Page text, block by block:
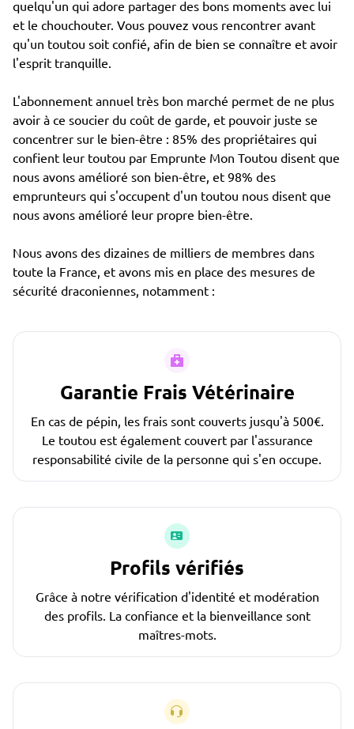
quelqu'un qui adore partager des bons moments avec lui
et le chouchouter. Vous pouvez vous rencontrer avant
qu'un toutou soit confié, afin de bien se connaître et avoir
l'esprit tranquille.
L'abonnement annuel très bon marché permet de ne plus
avoir à ce soucier du coût de garde, et pouvoir juste se
concentrer sur le bien-être : 85% des propriétaires qui
confient leur toutou par Emprunte Mon Toutou disent que
nous avons amélioré son bien-être, et 98% des
emprunteurs qui s'occupent d'un toutou nous disent que
nous avons amélioré leur propre bien-être.
Nous avons des dizaines de milliers de membres dans
toute la France, et avons mis en place des mesures de
sécurité draconiennes, notamment :
Garantie Frais Vétérinaire
En cas de pépin, les frais sont couverts jusqu'à 500€.
Le toutou est également couvert par l'assurance
responsabilité civile de la personne qui s'en occupe.
Profils vérifiés
Grâce à notre vérification d'identité et modération
des profils. La confiance et la bienveillance sont
maîtres-mots.